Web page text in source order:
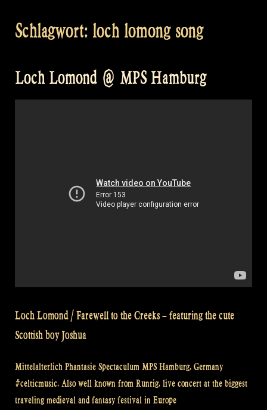
Schlagwort: loch lomong song
Loch Lomond @ MPS Hamburg
Loch Lomond / Farewell to the Creeks – featuring the cute
Scottish boy Joshua
Mittelalterlich Phantasie Spectaculum MPS Hamburg. Germany
#celticmusic. Also well known from Runrig. live concert at the biggest
traveling medieval and fantasy festival in Europe